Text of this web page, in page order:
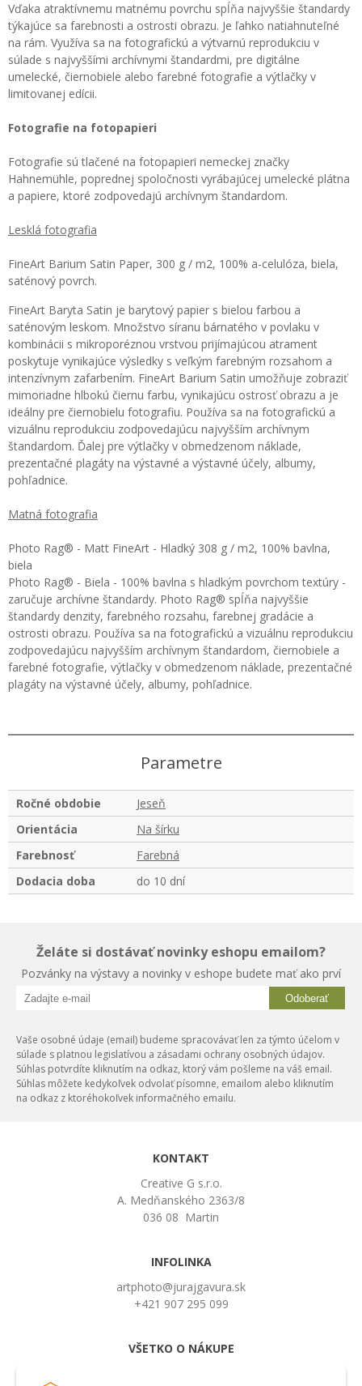
Vďaka atraktívnemu matnému povrchu spĺňa najvyššie štandardy
týkajúce sa farebnosti a ostrosti obrazu. Je ľahko natiahnuteľné
na rám. Využíva sa na fotografickú a výtvarnú reprodukciu v
súlade s najvyššími archívnymi štandardmi, pre digitálne
umelecké, čiernobiele alebo farebné fotografie a výtlačky v
limitovanej edícii.
Fotografie na fotopapieri
Fotografie sú tlačené na fotopapieri nemeckej značky
Hahnemühle, poprednej spoločnosti vyrábajúcej umelecké plátna
a papiere, ktoré zodpovedajú archívnym štandardom.
Lesklá fotografia
FineArt Barium Satin Paper, 300 g / m2, 100% a-celulóza, biela,
saténový povrch.
FineArt Baryta Satin je barytový papier s bielou farbou a
saténovým leskom. Množstvo síranu bárnatého v povlaku v
kombinácii s mikroporéznou vrstvou prijímajúcou atrament
poskytuje vynikajúce výsledky s veľkým farebným rozsahom a
intenzívnym zafarbením. FineArt Barium Satin umožňuje zobraziť
mimoriadne hlbokú čiernu farbu, vynikajúcu ostrosť obrazu a je
ideálny pre čiernobielu fotografiu. Používa sa na fotografickú a
vizuálnu reprodukciu zodpovedajúcu najvyšším archívnym
štandardom. Ďalej pre výtlačky v obmedzenom náklade,
prezentačné plagáty na výstavné a výstavné účely, albumy,
pohľadnice.
Matná fotografia
Photo Rag® - Matt FineArt - Hladký 308 g / m2, 100% bavlna,
biela
Photo Rag® - Biela - 100% bavlna s hladkým povrchom textúry -
zaručuje archívne štandardy. Photo Rag® spĺňa najvyššie
štandardy denzity, farebného rozsahu, farebnej gradácie a
ostrosti obrazu. Používa sa na fotografickú a vizuálnu reprodukciu
zodpovedajúcu najvyšším archívnym štandardom, čiernobiele a
farebné fotografie, výtlačky v obmedzenom náklade, prezentačné
plagáty na výstavné účely, albumy, pohľadnice.
Parametre
Ročné obdobie
Jeseň
Orientácia
Na šírku
Farebnosť
Farebná
Dodacia doba
do 10 dní
Želáte si dostávať novinky eshopu emailom?
Pozvánky na výstavy a novinky v eshope budete mať ako prví
Odoberať
Vaše osobné údaje (email) budeme spracovávať len za týmto účelom v
súlade s platnou legislatívou a zásadami ochrany osobných údajov.
Súhlas potvrdíte kliknutím na odkaz, ktorý vám pošleme na váš email.
Súhlas môžete kedykoľvek odvolať písomne, emailom alebo kliknutím
na odkaz z ktoréhokoľvek informačného emailu.
KONTAKT
Creative G s.r.o.
A. Medňanského 2363/8
036 08 Martin
INFOLINKA
artphoto@jurajgavura.sk
+421 907 295 099
VŠETKO O NÁKUPE